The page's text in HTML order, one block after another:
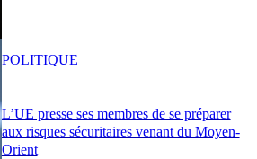
L’UE presse ses membres de se préparer
aux risques sécuritaires venant du Moyen-
Orient
POLITIQUE